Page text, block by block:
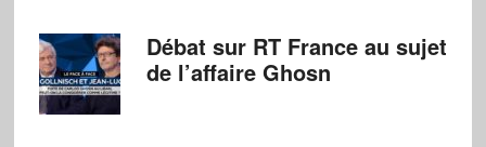
Débat sur RT France au sujet
de l’affaire Ghosn